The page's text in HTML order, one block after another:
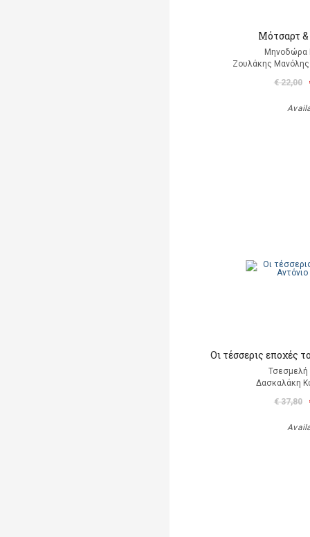
Μότσαρτ
Μηνοδώρα
Ζουλάκης
€ 22,00
Οι τέσσερις εποχές
Τσεσμελή
Δασκαλάκη
€ 37,80